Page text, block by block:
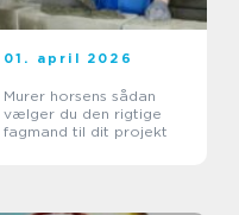
01. april 2026
Murer horsens sådan
vælger du den rigtige
fagmand til dit projekt